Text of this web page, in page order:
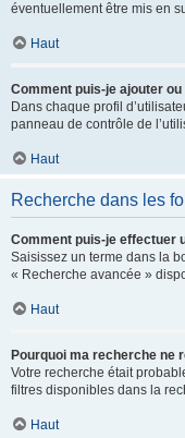
éventuellement être mis en
Haut
Comment puis-je ajouter
Dans chaque profil
panneau de contrôle de
Haut
Recherche dans les
Comment puis-je effectuer
Saisissez un terme dans la
« Recherche avancée »
Haut
Pourquoi ma recherche ne
Votre recherche était
filtres disponibles dans la
Haut